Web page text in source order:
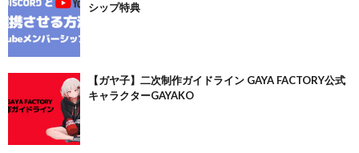
シップ特典
【ガヤ子】二次制作ガイドライン GAYA FACTORY公式
キャラクターGAYAKO